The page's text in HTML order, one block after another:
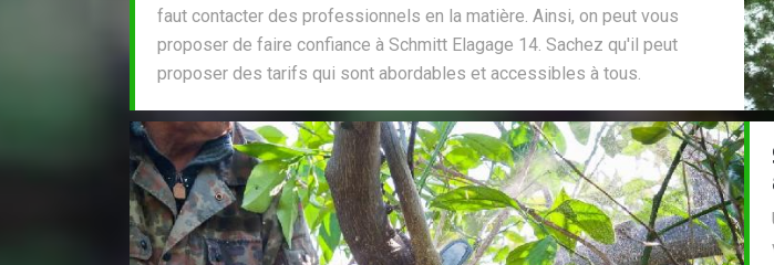
faut contacter des professionnels en la matière. Ainsi, on peut vous
proposer de faire confiance à Schmitt Elagage 14. Sachez qu'il peut
proposer des tarifs qui sont abordables et accessibles à tous.